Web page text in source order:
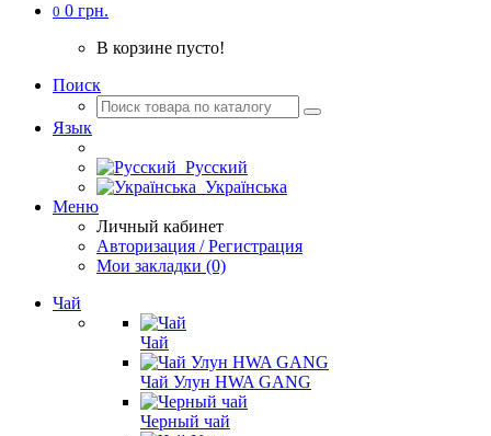
0 0 грн.
В корзине пусто!
Поиск
Язык
Русский
Українська
Меню
Личный кабинет
Авторизация / Регистрация
Мои закладки (0)
Чай
Чай
Чай Улун HWA GANG
Черный чай